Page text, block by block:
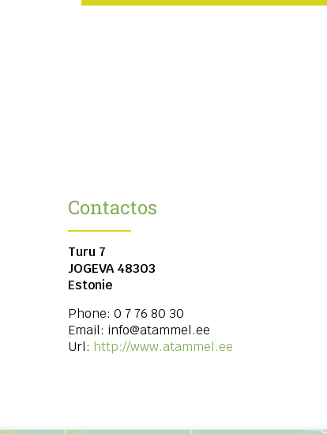
Contactos
Turu 7
JOGEVA 48303
Estonie
Phone: 0 7 76 80 30
Email: info@atammel.ee
Url: http://www.atammel.ee